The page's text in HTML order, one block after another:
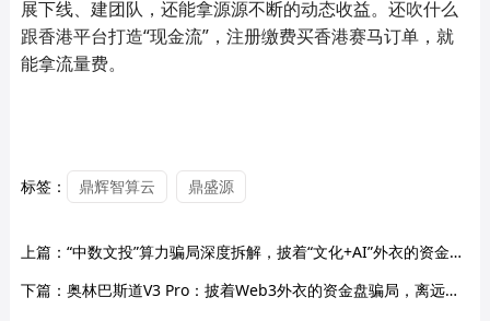
展下线、建团队，还能拿源源不断的动态收益。还吹什么
跟香港平台打造“现金流”，注册缴费买香港赛马订单，就
能拿流量费。
标签： 鼎辉智算云 鼎盛源
上篇： “中数文投”算力骗局深度拆解，披着“文化+AI”外衣的资金盘陷阱。
下篇： 奥林巴斯道V3 Pro：披着Web3外衣的资金盘骗局，离远点！